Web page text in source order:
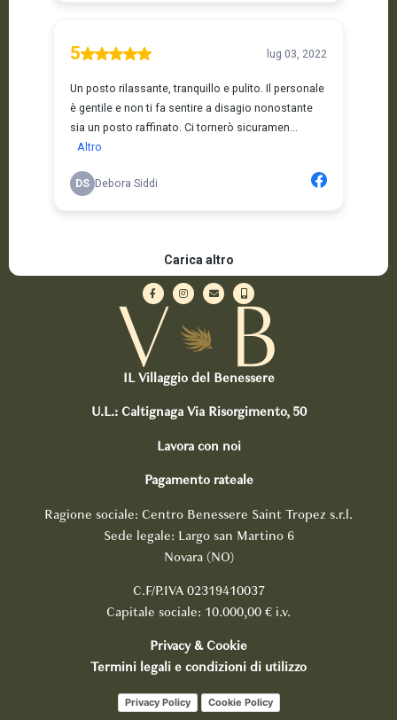
IL Villaggio del Benessere
U.L.: Caltignaga Via Risorgimento, 50
Lavora con noi
Pagamento rateale
Ragione sociale: Centro Benessere Saint Tropez s.r.l.
Sede legale: Largo san Martino 6
Novara (NO)
C.F/P.IVA 02319410037
Capitale sociale: 10.000,00 € i.v.
Privacy & Cookie
Termini legali e condizioni di utilizzo
Privacy Policy Cookie Policy